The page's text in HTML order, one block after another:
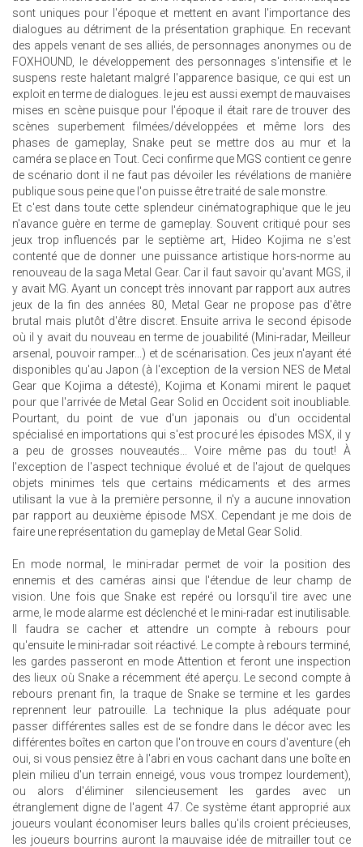
sont uniques pour l'époque et mettent en avant l'importance des
dialogues au détriment de la présentation graphique. En recevant
des appels venant de ses alliés, de personnages anonymes ou de
FOXHOUND, le développement des personnages s'intensifie et le
suspens reste haletant malgré l'apparence basique, ce qui est un
exploit en terme de dialogues. le jeu est aussi exempt de mauvaises
mises en scène puisque pour l'époque il était rare de trouver des
scènes superbement filmées/développées et même lors des
phases de gameplay, Snake peut se mettre dos au mur et la
caméra se place en Tout. Ceci confirme que MGS contient ce genre
de scénario dont il ne faut pas dévoiler les révélations de manière
publique sous peine que l'on puisse être traité de sale monstre.
Et c'est dans toute cette splendeur cinématographique que le jeu
n'avance guère en terme de gameplay. Souvent critiqué pour ses
jeux trop influencés par le septième art, Hideo Kojima ne s'est
contenté que de donner une puissance artistique hors-norme au
renouveau de la saga Metal Gear. Car il faut savoir qu'avant MGS, il
y avait MG. Ayant un concept très innovant par rapport aux autres
jeux de la fin des années 80, Metal Gear ne propose pas d'être
brutal mais plutôt d'être discret. Ensuite arriva le second épisode
où il y avait du nouveau en terme de jouabilité (Mini-radar, Meilleur
arsenal, pouvoir ramper...) et de scénarisation. Ces jeux n'ayant été
disponibles qu'au Japon (à l'exception de la version NES de Metal
Gear que Kojima a détesté), Kojima et Konami mirent le paquet
pour que l'arrivée de Metal Gear Solid en Occident soit inoubliable.
Pourtant, du point de vue d'un japonais ou d'un occidental
spécialisé en importations qui s'est procuré les épisodes MSX, il y
a peu de grosses nouveautés... Voire même pas du tout! À
l'exception de l'aspect technique évolué et de l'ajout de quelques
objets minimes tels que certains médicaments et des armes
utilisant la vue à la première personne, il n'y a aucune innovation
par rapport au deuxième épisode MSX. Cependant je me dois de
faire une représentation du gameplay de Metal Gear Solid.
En mode normal, le mini-radar permet de voir la position des
ennemis et des caméras ainsi que l'étendue de leur champ de
vision. Une fois que Snake est repéré ou lorsqu'il tire avec une
arme, le mode alarme est déclenché et le mini-radar est inutilisable.
Il faudra se cacher et attendre un compte à rebours pour
qu'ensuite le mini-radar soit réactivé. Le compte à rebours terminé,
les gardes passeront en mode Attention et feront une inspection
des lieux où Snake a récemment été aperçu. Le second compte à
rebours prenant fin, la traque de Snake se termine et les gardes
reprennent leur patrouille. La technique la plus adéquate pour
passer différentes salles est de se fondre dans le décor avec les
différentes boîtes en carton que l'on trouve en cours d'aventure (eh
oui, si vous pensiez être à l'abri en vous cachant dans une boîte en
plein milieu d'un terrain enneigé, vous vous trompez lourdement),
ou alors d'éliminer silencieusement les gardes avec un
étranglement digne de l'agent 47. Ce système étant approprié aux
joueurs voulant économiser leurs balles qu'ils croient précieuses,
les joueurs bourrins auront la mauvaise idée de mitrailler tout ce